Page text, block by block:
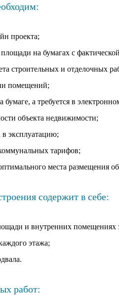
проекта;
на бумагах с
строительных и отделочных
помещений;
бумаге, а требуется в
объекта недвижимости;
в эксплуатацию;
тарифов;
места размещения
содержит в себе:
и внутренних помещениях
этажа;
работ: